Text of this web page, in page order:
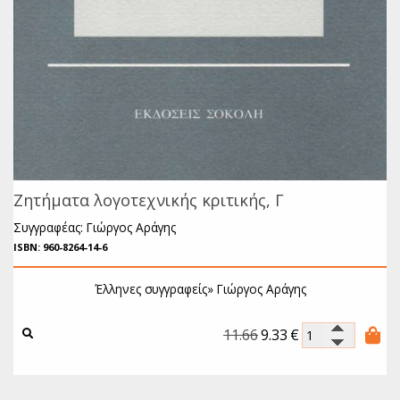
Ζητήματα λογοτεχνικής κριτικής, Γ
Συγγραφέας: Γιώργος Αράγης
ISBN: 960-8264-14-6
Έλληνες συγγραφείς»Γιώργος Αράγης
11.669.33 €